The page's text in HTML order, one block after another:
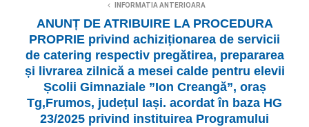
INFORMATIA ANTERIOARA
ANUNȚ DE ATRIBUIRE LA PROCEDURA
PROPRIE privind achiziționarea de servicii
de catering respectiv pregătirea, prepararea
și livrarea zilnică a mesei calde pentru elevii
Școlii Gimnaziale ”Ion Creangă”, oraș
Tg,Frumos, județul Iași. acordat în baza HG
23/2025 privind instituirea Programului